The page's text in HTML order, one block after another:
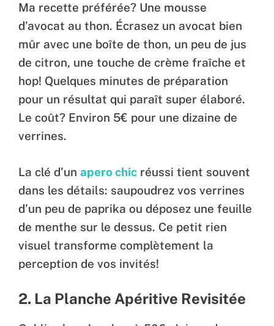
Ma recette préférée? Une mousse
d’avocat au thon. Écrasez un avocat bien
mûr avec une boîte de thon, un peu de jus
de citron, une touche de crème fraîche et
hop! Quelques minutes de préparation
pour un résultat qui paraît super élaboré.
Le coût? Environ 5€ pour une dizaine de
verrines.
La clé d’un apero chic réussi tient souvent
dans les détails: saupoudrez vos verrines
d’un peu de paprika ou déposez une feuille
de menthe sur le dessus. Ce petit rien
visuel transforme complètement la
perception de vos invités!
2. La Planche Apéritive Revisitée